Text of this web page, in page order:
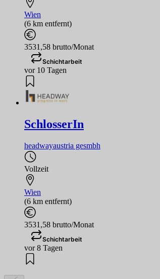
Wien
(6 km entfernt)
3531,58 brutto/Monat
Schichtarbeit
vor 10 Tagen
SchlosserIn
headwayaustria gesmbh
Vollzeit
Wien
(6 km entfernt)
3531,58 brutto/Monat
Schichtarbeit
vor 8 Tagen